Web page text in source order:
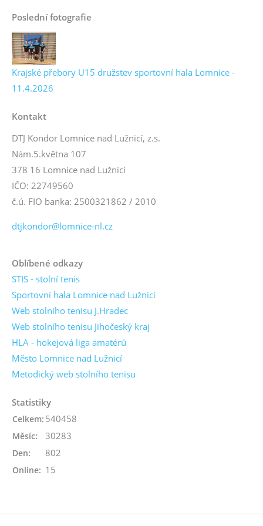
Poslední fotografie
Krajské přebory U15 družstev sportovní hala Lomnice -
11.4.2026
Kontakt
DTJ Kondor Lomnice nad Lužnicí, z.s.
Nám.5.května 107
378 16 Lomnice nad Lužnicí
IČO: 22749560
č.ú. FIO banka: 2500321862 / 2010
dtjkondor@lomnice-nl.cz
Oblíbené odkazy
STIS - stolní tenis
Sportovní hala Lomnice nad Lužnicí
Web stolního tenisu J.Hradec
Web stolního tenisu Jihočeský kraj
HLA - hokejová liga amatérů
Město Lomnice nad Lužnicí
Metodický web stolního tenisu
Statistiky
Online: 15
Celkem: 540458
Měsíc: 30283
Den: 802